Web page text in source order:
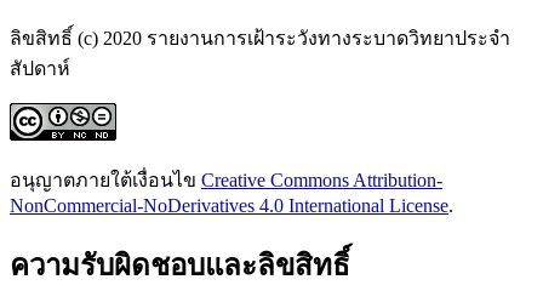
ลิขสิทธิ์ (c) 2020 รายงานการเฝ้าระวังทางระบาดวิทยาประจำ
สัปดาห์
อนุญาตภายใต้เงื่อนไข Creative Commons Attribution-
NonCommercial-NoDerivatives 4.0 International License.
ความรับผิดชอบและลิขสิทธิ์